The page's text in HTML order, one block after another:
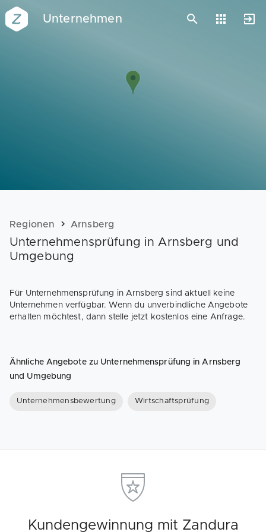
Unternehmen
Vorlagen
Regionen Arnsberg
Unternehmensprüfung in Arnsberg und
Umgebung
Für Unternehmensprüfung in Arnsberg sind aktuell keine
Unternehmen verfügbar. Wenn du unverbindliche Angebote
erhalten möchtest, dann stelle jetzt kostenlos eine Anfrage.
Ähnliche Angebote zu Unternehmensprüfung in Arnsberg
und Umgebung
Unternehmensbewertung Wirtschaftsprüfung
Kundengewinnung mit Zandura